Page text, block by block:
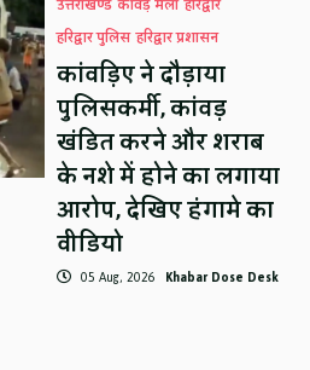
उत्तराखण्ड कावड़ मेला हरिद्वार
हरिद्वार पुलिस हरिद्वार प्रशासन
कांवड़िए ने दौड़ाया
पुलिसकर्मी, कांवड़
खंडित करने और शराब
के नशे में होने का लगाया
आरोप, देखिए हंगामे का
वीडियो
05 Aug, 2026 Khabar Dose Desk